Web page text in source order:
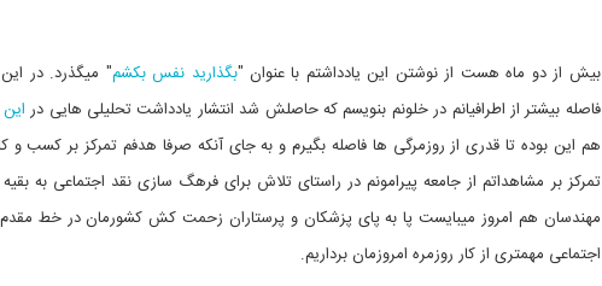
بیش از دو ماه هست از نوشتن این یادداشتم با عنوان "بگذارید نفس بکشم" میگذرد. در
فاصله بیشتر از اطرافیانم در خلونم بنویسم که حاصلش شد انتشار یادداشت تحلیلی هایی در
هم این بوده تا قدری از روزمرگی ها فاصله بگیرم و به جای آنکه صرفا هدفم تمرکز بر کسب و
تمرکز بر مشاهداتم از جامعه پیرامونم در راستای تلاش برای فرهگ سازی نقد اجتماعی به بقیه
مهندسان هم امروز میبایست پا به پای پزشکان و پرستاران زحمت کش کشورمان در خط مقدم
اجتماعی مهمتری از کار روزمره امروزمان برداریم.